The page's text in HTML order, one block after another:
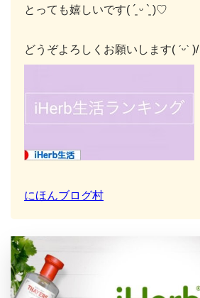
とっても嬉しいです( ´͈ ᵕ `͈ )♡
どうぞよろしくお願いします( ˊᵕˋ )/
にほんブログ村